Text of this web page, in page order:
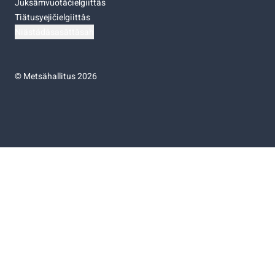
Juksâmvuotâčielgiittâs
Tiätusyejičielgiittâs
©Metsähallitus 2026